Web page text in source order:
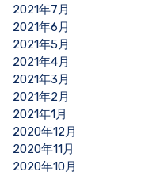
2021年7月
2021年6月
2021年5月
2021年4月
2021年3月
2021年2月
2021年1月
2020年12月
2020年11月
2020年10月